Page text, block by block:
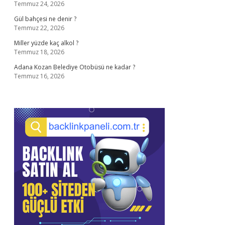
Temmuz 24, 2026
Gül bahçesi ne denir ?
Temmuz 22, 2026
Miller yüzde kaç alkol ?
Temmuz 18, 2026
Adana Kozan Belediye Otobüsü ne kadar ?
Temmuz 16, 2026